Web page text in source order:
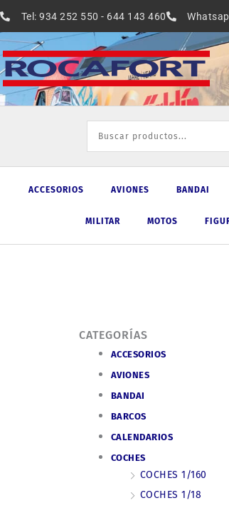
al
contenido
Tel: 934 252 550 - 644 143 460
ACCESORIOS AVIONES BANDAI
MILITAR MOTOS
CATEGORÍAS
ACCESORIOS
AVIONES
BANDAI
BARCOS
CALENDARIOS
COCHES
COCHES 1/160
COCHES 1/18